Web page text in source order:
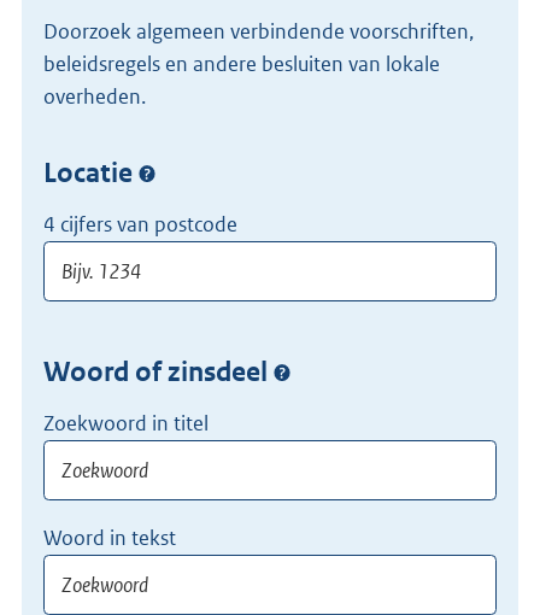
Doorzoek algemeen verbindende voorschriften,
beleidsregels en andere besluiten van lokale
overheden.
Locatie
4 cijfers van postcode
Woord of zinsdeel
Zoekwoord in titel
Woord in tekst